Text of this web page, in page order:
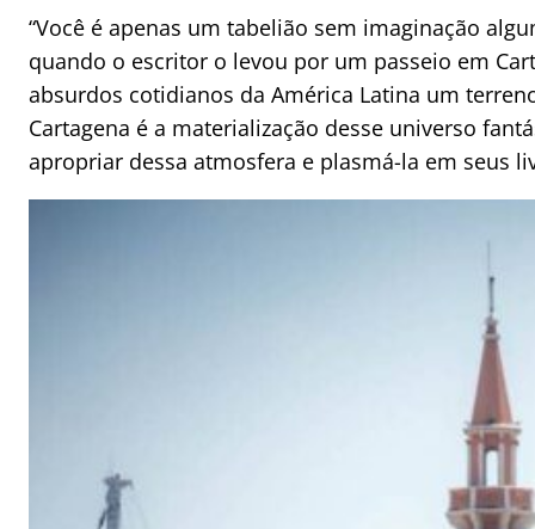
“Você é apenas um tabelião sem imaginação
quando o escritor o levou por um passeio em
absurdos cotidianos da América Latina um
Cartagena é a materialização desse universo
apropriar dessa atmosfera e plasmá-la em seus